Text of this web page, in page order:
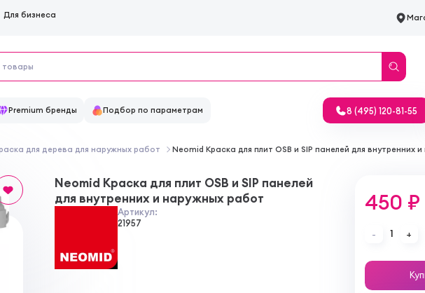
Для бизнеса
Premium бренды Подбор по параметрам 8 (495) 120-81-55
для дерева для наружных работ Neomid Краска для плит OSB и SIP панелей для внутренних
Neomid Краска для плит OSB и SIP панелей
для внутренних и наружных работ
Артикул:
21957
450 ₽
- 1 +